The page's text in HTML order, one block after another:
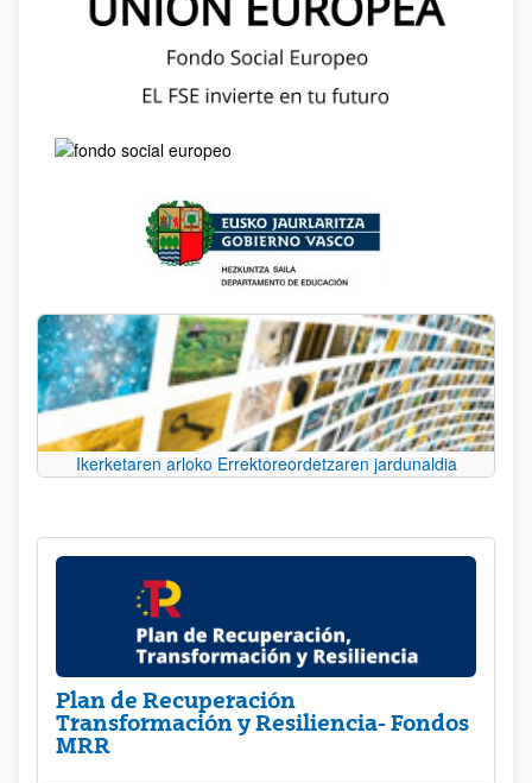
Ikerketaren arloko Errektoreordetzaren jardunaldia
Plan de Recuperación
Transformación y Resiliencia- Fondos
MRR